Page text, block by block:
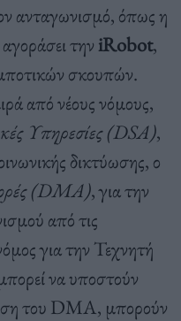
ανταγωνισμό, όπως η
τηνiRobot,
σκουπών.
από νέους νόμους,
Υπηρεσίες (DSA),
δικτύωσης, ο
(DMA), για την
από τις
για την Τεχνητή
να υποστούν
του DMA, μπορούν